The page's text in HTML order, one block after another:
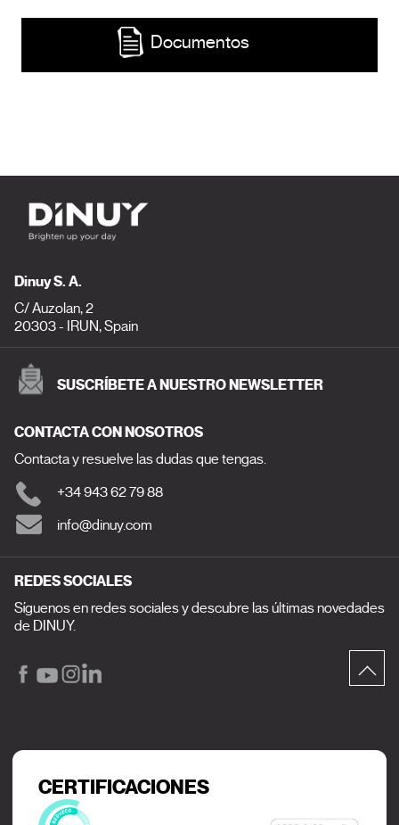
Documentos
Dinuy S. A.
C/ Auzolan, 2
20303 - IRUN, Spain
SUSCRÍBETE A NUESTRO NEWSLETTER
CONTACTA CON NOSOTROS
Contacta y resuelve las dudas que tengas.
+34 943 62 79 88
info@dinuy.com
REDES SOCIALES
Síguenos en redes sociales y descubre las últimas novedades
de DINUY.
CERTIFICACIONES